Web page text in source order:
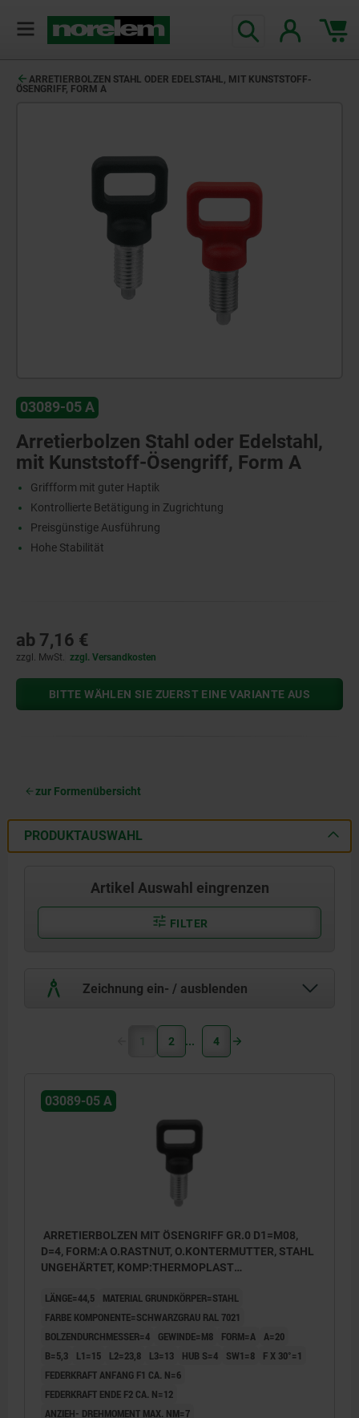
ARRETIERBOLZEN STAHL ODER EDELSTAHL, MIT KUNSTSTOFF-
ÖSENGRIFF, FORM A
03089-05 A
Arretierbolzen Stahl oder Edelstahl,
mit Kunststoff-Ösengriff, Form A
Griffform mit guter Haptik
Kontrollierte Betätigung in Zugrichtung
Preisgünstige Ausführung
Hohe Stabilität
ab 7,16 €
zzgl. MwSt. zzgl. Versandkosten
BITTE WÄHLEN SIE ZUERST EINE VARIANTE AUS
zur Formenübersicht
PRODUKTAUSWAHL
Artikel Auswahl eingrenzen
FILTER
Zeichnung ein- / ausblenden
1 2 4
03089-05 A
ARRETIERBOLZEN MIT ÖSENGRIFF GR.0 D1=M08,
D=4, FORM:A O.RASTNUT, O.KONTERMUTTER, STAHL
UNGEHÄRTET, KOMP:THERMOPLAST
LÄNGE=44,5
MATERIAL GRUNDKÖRPER=STAHL
FARBE KOMPONENTE=SCHWARZGRAU RAL 7021
BOLZENDURCHMESSER=4
GEWINDE=M8 FORM=A A=20
B=5,3
L1=15 L2=23,8 L3=13 HUB S=4 SW1=8
F X 30°=1
FEDERKRAFT ANFANG F1 CA. N=6
FEDERKRAFT ENDE F2 CA. N=12
ANZIEH- DREHMOMENT MAX. NM=7